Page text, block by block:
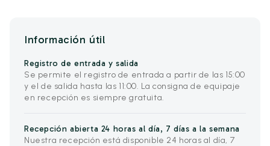
Información útil
Registro de entrada y salida
Se permite el registro de entrada a partir de las 15:00
y el de salida hasta las 11:00. La consigna de equipaje
en recepción es siempre gratuita.
Recepción abierta 24 horas al día, 7 días a la semana
Nuestra recepción está disponible 24 horas al día, 7